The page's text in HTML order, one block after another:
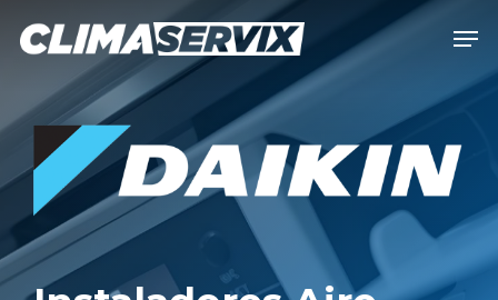
content
Close
Menu